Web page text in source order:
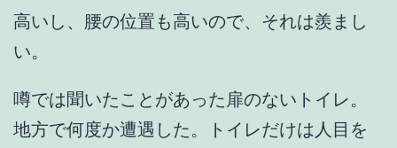
高いし、腰の位置も高いので、それは羨まし
い。
噂では聞いたことがあった扉のないトイレ。
地方で何度か遭遇した。トイレだけは人目を